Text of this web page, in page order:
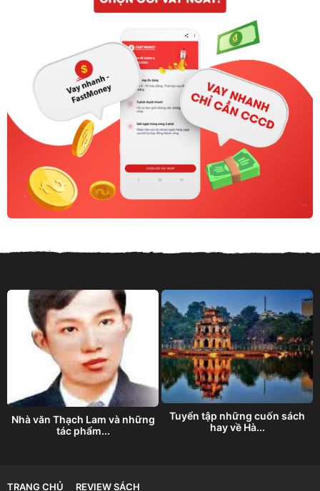
Nhà văn Thạch Lam và những
tác phẩm...
Tuyển tập những cuốn sách
hay về Hà...
TRANG CHỦ REVIEW SÁCH